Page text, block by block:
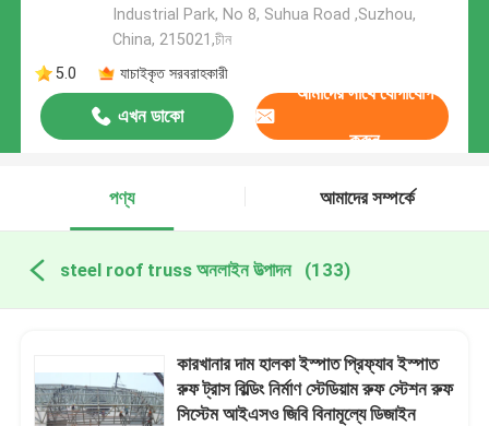
Industrial Park, No 8, Suhua Road ,Suzhou,
China, 215021,চীন
5.0
যাচাইকৃত সরবরাহকারী
এখন ডাকো
আমাদের সাথে যোগাযোগ
করুন
পণ্য আমাদের সম্পর্কে
steel roof truss অনলাইন উত্পাদন (133)
কারখানার দাম হালকা ইস্পাত প্রিফ্যাব ইস্পাত
রুফ ট্রাস বিল্ডিং নির্মাণ স্টেডিয়াম রুফ স্টেশন রুফ
সিস্টেম আইএসও জিবি বিনামূল্যে ডিজাইন